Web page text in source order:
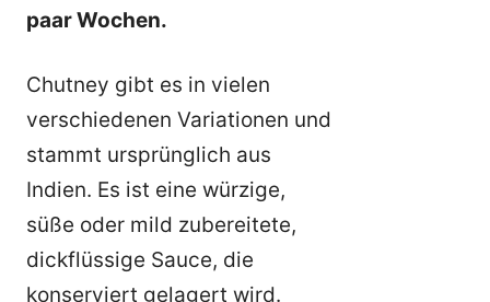
paar Wochen.
Chutney gibt es in vielen
verschiedenen Variationen und
stammt ursprünglich aus
Indien. Es ist eine würzige,
süße oder mild zubereitete,
dickflüssige Sauce, die
konserviert gelagert wird.